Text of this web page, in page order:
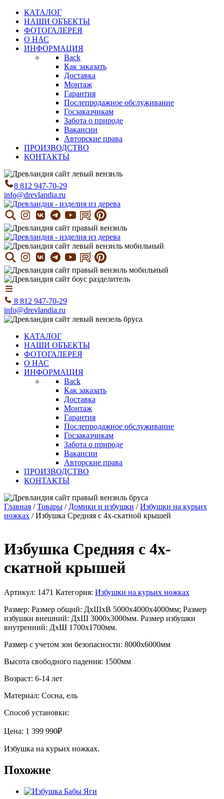
КАТАЛОГ
НАШИ ОБЪЕКТЫ
ФОТОГАЛЕРЕЯ
О НАС
ИНФОРМАЦИЯ
Back
Как заказать
Доставка
Монтаж
Гарантия
Послепродажное обслуживание
Госзаказчикам
Забота о природе
Вакансии
Авторские права
ПРОИЗВОДСТВО
КОНТАКТЫ
8 812 947-70-29
info@drevlandia.ru
8 812 947-70-29
info@drevlandia.ru
КАТАЛОГ
НАШИ ОБЪЕКТЫ
ФОТОГАЛЕРЕЯ
О НАС
ИНФОРМАЦИЯ
Back
Как заказать
Доставка
Монтаж
Гарантия
Послепродажное обслуживание
Госзаказчикам
Забота о природе
Вакансии
Авторские права
ПРОИЗВОДСТВО
КОНТАКТЫ
Главная /Товары / Домики и избушки /Избушки на курьих
ножках /Избушка Средняя с 4х-скатной крышей
Избушка Средняя с 4х-
скатной крышей
Артикул: 1471 Категория: Избушки на курьих ножках
Размер: Размер общий: ДхШхВ 5000х4000х4000мм; Размер
избушки внешний: ДхШ 3000х3000мм. Размер избушки
внутренний: ДхШ 1700х1700мм.
Размер с учетом зон безопасности: 8000х6000мм
Высота свободного падения: 1500мм
Возраст: 6-14 лет
Материал: Сосна, ель
Способ установки:
Цена: 1 399 990₽
Избушка на курьих ножках.
Похожие